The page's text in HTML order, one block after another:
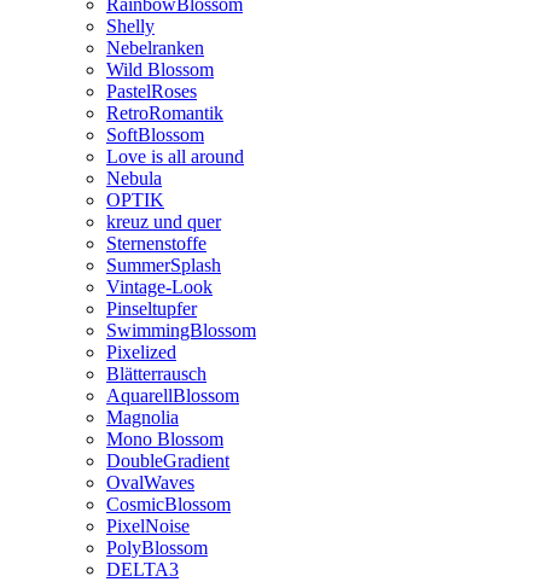
RainbowBlossom
Shelly
Nebelranken
Wild Blossom
PastelRoses
RetroRomantik
SoftBlossom
Love is all around
Nebula
OPTIK
kreuz und quer
Sternenstoffe
SummerSplash
Vintage-Look
Pinseltupfer
SwimmingBlossom
Pixelized
Blätterrausch
AquarellBlossom
Magnolia
Mono Blossom
DoubleGradient
OvalWaves
CosmicBlossom
PixelNoise
PolyBlossom
DELTA3